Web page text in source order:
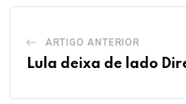
ARTIGO ANTERIOR
Lula deixa de lado